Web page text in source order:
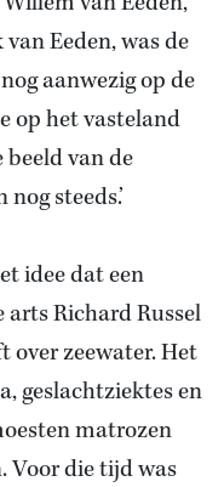
Eeden, was de
aanwezig op de
op het vasteland
van de
steeds.’
idee dat een
arts Richard Russel
over zeewater. Het
geslachtziektes en
matrozen
Voor die tijd was